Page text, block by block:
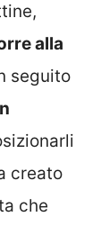
alla
seguito
creato
che